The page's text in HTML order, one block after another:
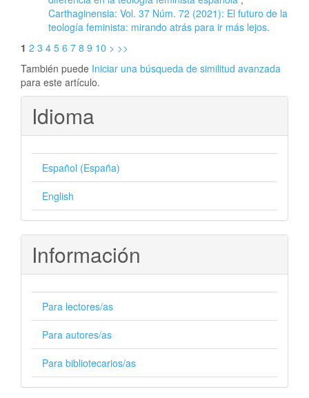
Carthaginensia: Vol. 37 Núm. 72 (2021): El futuro de la
teología feminista: mirando atrás para ir más lejos.
1 2 3 4 5 6 7 8 9 10 > >>
También puede Iniciar una búsqueda de similitud avanzada
para este artículo.
Idioma
Español (España)
English
Información
Para lectores/as
Para autores/as
Para bibliotecarios/as